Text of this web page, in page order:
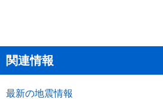
関連情報
最新の地震情報